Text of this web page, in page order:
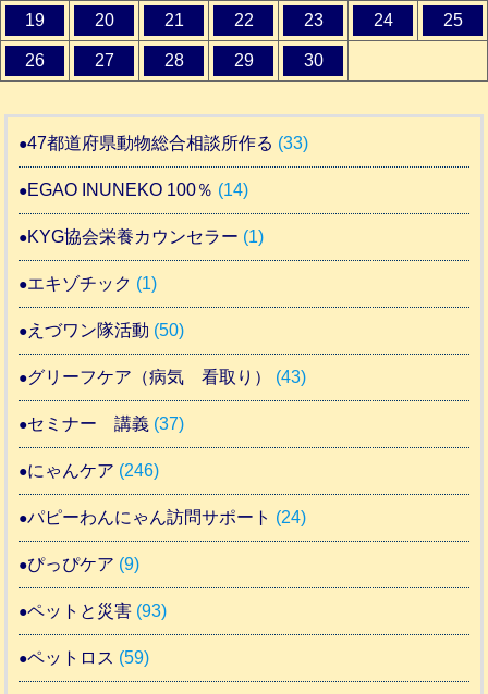
19 20 21 22 23 24 25
26 27 28 29 30
47都道府県動物総合相談所作る (33)
EGAO INUNEKO 100％ (14)
KYG協会栄養カウンセラー (1)
エキゾチック (1)
えづワン隊活動 (50)
グリーフケア（病気 看取り） (43)
セミナー 講義 (37)
にゃんケア (246)
パピーわんにゃん訪問サポート (24)
ぴっぴケア (9)
ペットと災害 (93)
ペットロス (59)